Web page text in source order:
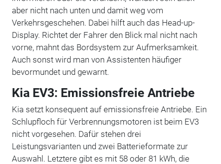
aber nicht nach unten und damit weg vom
Verkehrsgeschehen. Dabei hilft auch das Head-up-
Display. Richtet der Fahrer den Blick mal nicht nach
vorne, mahnt das Bordsystem zur Aufmerksamkeit.
Auch sonst wird man von Assistenten häufiger
bevormundet und gewarnt.
Kia EV3: Emissionsfreie Antriebe
Kia setzt konsequent auf emissionsfreie Antriebe. Ein
Schlupfloch für Verbrennungsmotoren ist beim EV3
nicht vorgesehen. Dafür stehen drei
Leistungsvarianten und zwei Batterieformate zur
Auswahl. Letztere gibt es mit 58 oder 81 kWh, die